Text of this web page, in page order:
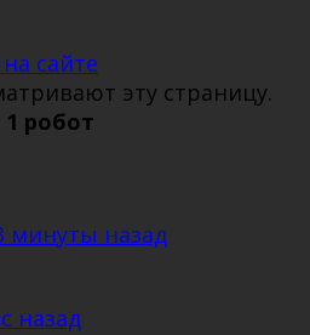
на сайте
эту страницу.
1 робот
минуты назад
назад